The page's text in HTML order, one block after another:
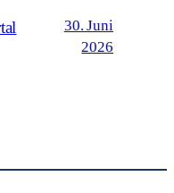
30. Juni
2026